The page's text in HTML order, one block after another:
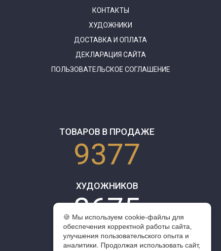
КОНТАКТЫ
ХУДОЖНИКИ
ДОСТАВКА И ОПЛАТА
ДЕКЛАРАЦИЯ САЙТА
ПОЛЬЗОВАТЕЛЬСКОЕ СОГЛАШЕНИЕ
ТОВАРОВ В ПРОДАЖЕ
9377
ХУДОЖНИКОВ
3675
🍪 Мы используем cookie-файлы для
обеспечения корректной работы сайта,
улучшения пользовательского опыта и
аналитики. Продолжая использовать сайт,